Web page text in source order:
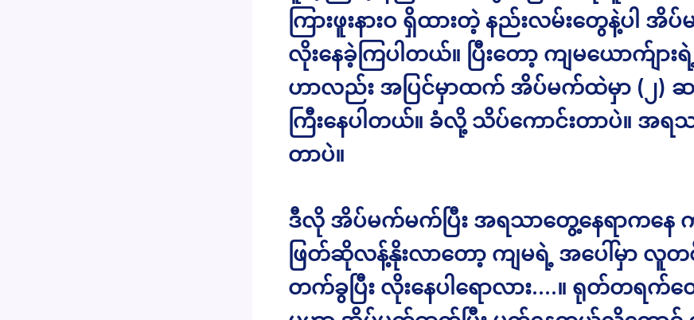
ကြားဖူးနားဝ ရှိထားတဲ့ နည်းလမ်းတွေနဲ့ပါ အိ
လိုးနေခဲ့ကြပါတယ်။ ပြီးတော့ ကျမယောက်ျား
ဟာလည်း အပြင်မှာထက် အိပ်မက်ထဲမှာ (၂)
ကြီးနေပါတယ်။ ခံလို့ သိပ်ကောင်းတာပဲ။ အရ
တာပဲ။
ဒီလို အိပ်မက်မက်ပြီး အရသာတွေ့နေရာကနေ
ဖြတ်ဆိုလန့်နိုးလာတော့ ကျမရဲ့ အပေါ်မှာ လူ
တက်ခွပြီး လိုးနေပါရောလား….။ ရုတ်တရက်တ